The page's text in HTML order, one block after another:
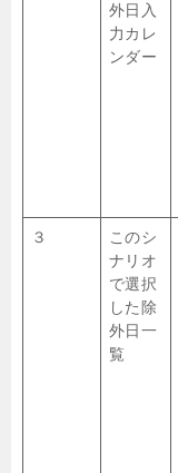
外日入
力カレ
ンダー
３
このシ
ナリオ
で選択
した除
外日一
覧